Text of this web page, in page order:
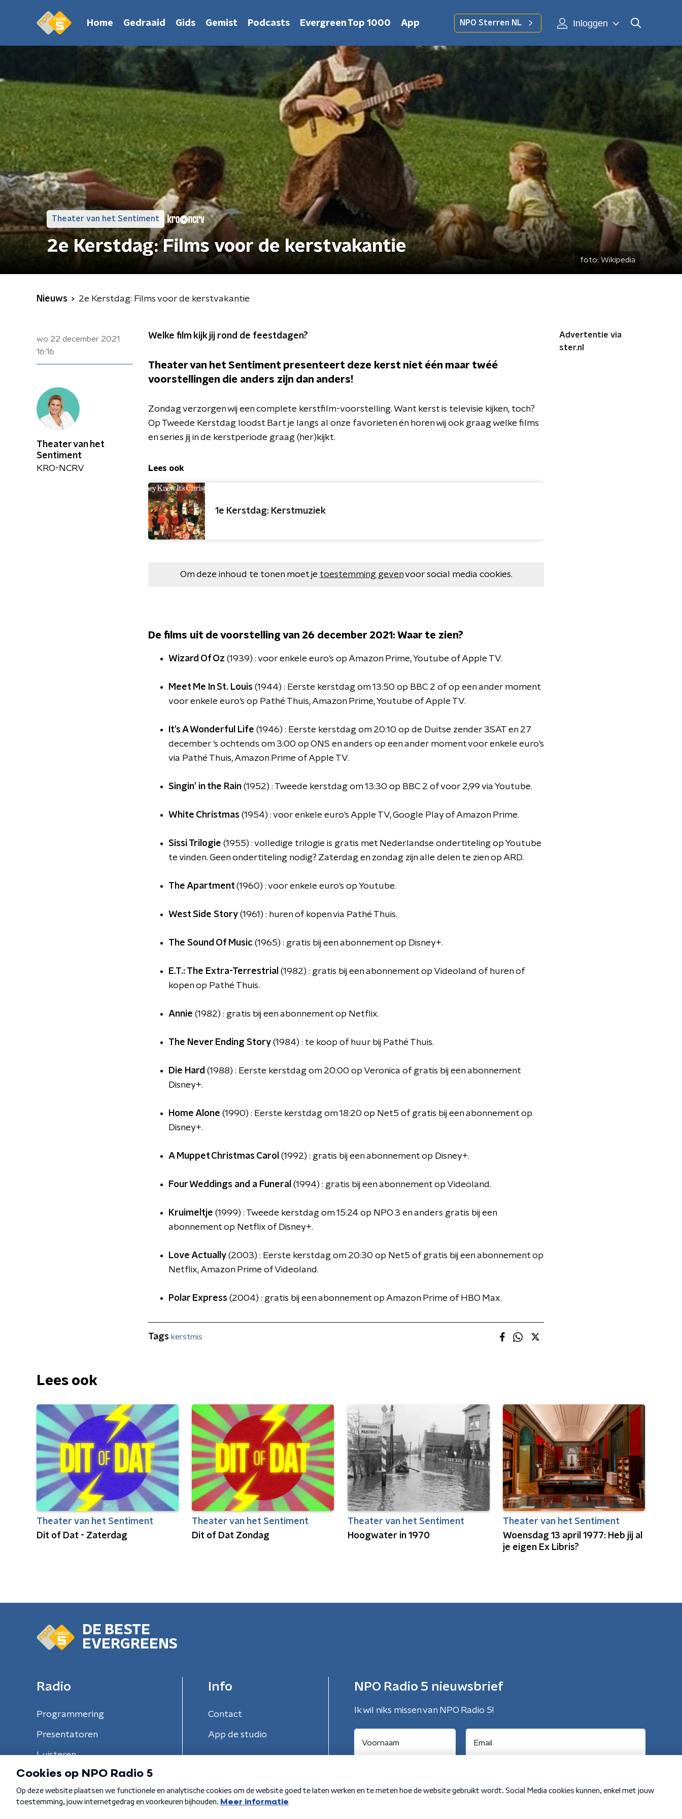
Home Gedraaid Gids Gemist Podcasts Evergreen Top 1000 App NPO Sterren NL Inloggen
Theater van het Sentiment
2e Kerstdag: Films voor de kerstvakantie
foto: Wikipedia
Nieuws 2e Kerstdag: Films voor de kerstvakantie
wo 22 december 2021
16:16
Welke film kijk jij rond de feestdagen?
Theater van het Sentiment presenteert deze kerst niet één maar twéé
voorstellingen die anders zijn dan anders!
Zondag verzorgen wij een complete kerstfilm-voorstelling. Want kerst is televisie kijken, toch?
Op Tweede Kerstdag loodst Bart je langs al onze favorieten én horen wij ook graag welke films
en series jij in de kerstperiode graag (her)kijkt.
Lees ook
1e Kerstdag: Kerstmuziek
Om deze inhoud te tonen moet je toestemming gevenvoor social media cookies.
De films uit de voorstelling van 26 december 2021: Waar te zien?
Wizard Of Oz (1939) : voor enkele euro's op Amazon Prime, Youtube of Apple TV.
Meet Me In St. Louis (1944) : Eerste kerstdag om 13:50 op BBC 2 of op een ander moment
voor enkele euro's op Pathé Thuis, Amazon Prime, Youtube of Apple TV.
It's A Wonderful Life (1946) : Eerste kerstdag om 20:10 op de Duitse zender 3SAT en 27
december 's ochtends om 3:00 op ONS en anders op een ander moment voor enkele euro's
via Pathé Thuis, Amazon Prime of Apple TV.
Singin' in the Rain (1952) : Tweede kerstdag om 13:30 op BBC 2 of voor 2,99 via Youtube.
White Christmas (1954) : voor enkele euro's Apple TV, Google Play of Amazon Prime.
Sissi Trilogie (1955) : volledige trilogie is gratis met Nederlandse ondertiteling op Youtube
te vinden. Geen ondertiteling nodig? Zaterdag en zondag zijn alle delen te zien op ARD.
The Apartment(1960) : voor enkele euro's op Youtube.
West Side Story (1961) : huren of kopen via Pathé Thuis.
The Sound Of Music (1965) : gratis bij een abonnement op Disney+.
E.T.: The Extra-Terrestrial (1982) : gratis bij een abonnement op Videoland of huren of
kopen op Pathé Thuis.
Annie (1982) : gratis bij een abonnement op Netflix.
The Never Ending Story (1984) : te koop of huur bij Pathé Thuis.
Die Hard (1988) : Eerste kerstdag om 20:00 op Veronica of gratis bij een abonnement
Disney+.
Home Alone (1990) : Eerste kerstdag om 18:20 op Net5 of gratis bij een abonnement op
Disney+.
A Muppet Christmas Carol (1992) : gratis bij een abonnement op Disney+.
Four Weddings and a Funeral (1994) : gratis bij een abonnement op Videoland.
Kruimeltje (1999) : Tweede kerstdag om 15:24 op NPO 3 en anders gratis bij een
abonnement op Netflix of Disney+.
Love Actually (2003) : Eerste kerstdag om 20:30 op Net5 of gratis bij een abonnement op
Netflix, Amazon Prime of Videoland.
Polar Express (2004) : gratis bij een abonnement op Amazon Prime of HBO Max.
Advertentie via
ster.nl
Theater van het
Sentiment
KRO-NCRV
Tags kerstmis
Lees ook
Theater van het Sentiment
Dit of Dat - Zaterdag
Theater van het Sentiment
Dit of Dat Zondag
Theater van het Sentiment
Hoogwater in 1970
Theater van het Sentiment
Woensdag 13 april 1977: Heb jij al
je eigen Ex Libris?
DE BESTE
EVERGREENS
Radio
Programmering
Presentatoren
Luisteren
Info
Contact
App de studio
NPO Radio 5 nieuwsbrief
Ik wil niks missen van NPO Radio 5!
Algemene voorwaarden Privacybeleid